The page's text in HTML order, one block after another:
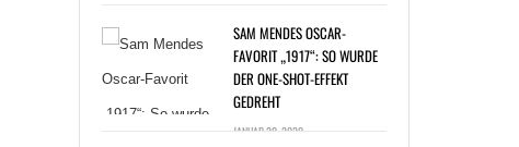
„CASINO ROYALE“ »
SAM MENDES OSCAR-
FAVORIT „1917“: SO WURDE
DER ONE-SHOT-EFFEKT
GEDREHT
JANUAR 20, 2020